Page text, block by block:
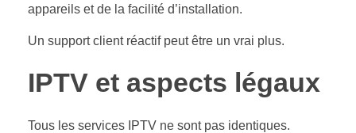
appareils et de la facilité d’installation.
Un support client réactif peut être un vrai plus.
IPTV et aspects légaux
Tous les services IPTV ne sont pas identiques.